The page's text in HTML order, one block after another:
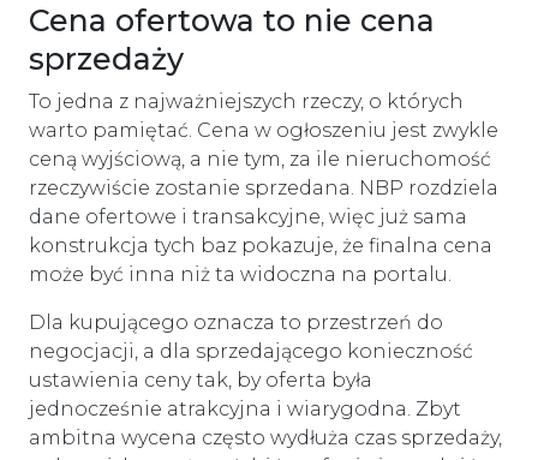
Cena ofertowa to nie cena
sprzedaży
To jedna z najważniejszych rzeczy, o których
warto pamiętać. Cena w ogłoszeniu jest zwykle
ceną wyjściową, a nie tym, za ile nieruchomość
rzeczywiście zostanie sprzedana. NBP rozdziela
dane ofertowe i transakcyjne, więc już sama
konstrukcja tych baz pokazuje, że finalna cena
może być inna niż ta widoczna na portalu.
Dla kupującego oznacza to przestrzeń do
negocjacji, a dla sprzedającego konieczność
ustawienia ceny tak, by oferta była
jednocześnie atrakcyjna i wiarygodna. Zbyt
ambitna wycena często wydłuża czas sprzedaży,